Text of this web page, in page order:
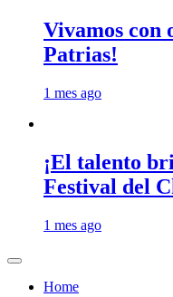
Vivamos con
Patrias!
1 mes ago
¡El talento
Festival del
1 mes ago
Home